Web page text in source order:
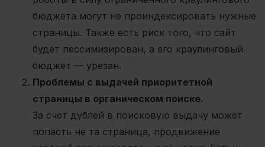
бюджета могут не проиндексировать нужные
страницы. Также есть риск того, что сайт
будет пессимизирован, а его краулинговый
бюджет — урезан.
Проблемы с выдачей приоритетной
страницы в органическом поиске.
За счет дублей в поисковую выдачу может
попасть не та страница, продвижение